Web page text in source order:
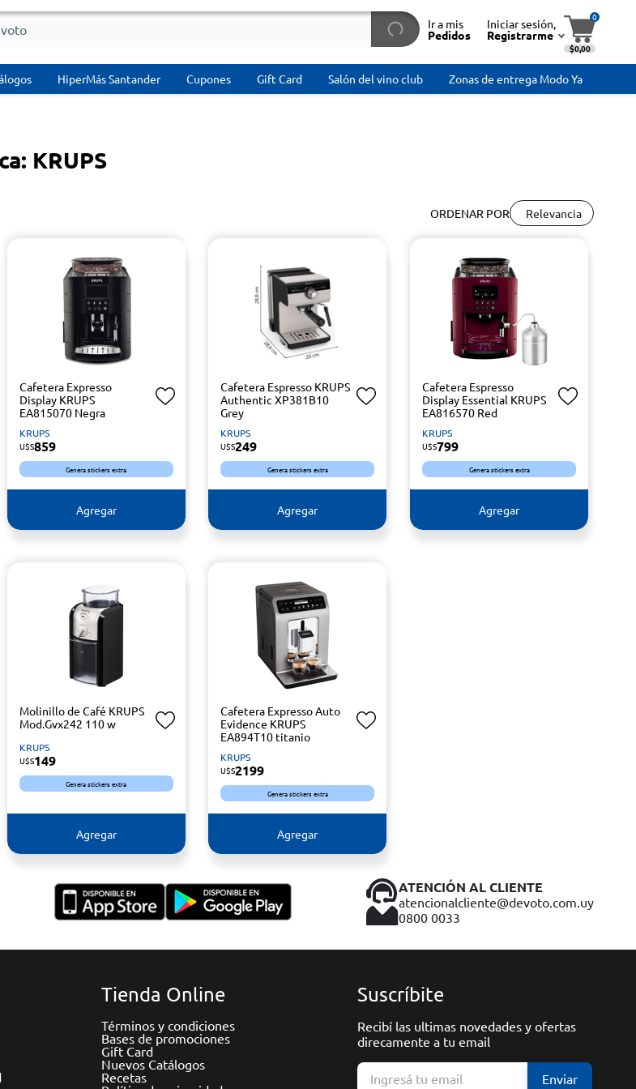
Ir a mis
Pedidos
Iniciar sesión,
Registrarme
0
$0,00
HiperMás Santander Cupones Gift Card Salón del vino club Zonas de entrega Modo Ya
KRUPS
ORDENAR POR Relevancia
Cafetera Expresso
Display KRUPS
EA815070 Negra
KRUPS
U$S859
Genera stickers extra
Agregar
Cafetera Espresso KRUPS
Authentic XP381B10
Grey
KRUPS
U$S249
Genera stickers extra
Agregar
Cafetera Espresso
Display Essential KRUPS
EA816570 Red
KRUPS
U$S799
Genera stickers extra
Agregar
Molinillo de Café KRUPS
Mod.Gvx242 110 w
KRUPS
U$S149
Genera stickers extra
Agregar
Cafetera Expresso Auto
Evidence KRUPS
EA894T10 titanio
KRUPS
U$S2199
Genera stickers extra
Agregar
ATENCIÓN AL CLIENTE
atencionalcliente@devoto.com.uy
0800 0033
Tienda Online
Términos y condiciones
Bases de promociones
Gift Card
Nuevos Catálogos
Recetas
Suscríbite
Recibí las ultimas novedades y ofertas
direcamente a tu email
Enviar